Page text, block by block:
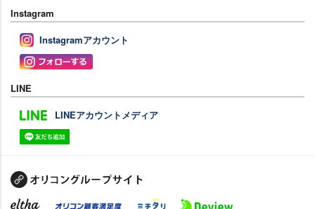
Instagram
Instagramアカウント
LINE
LINEアカウントメディア